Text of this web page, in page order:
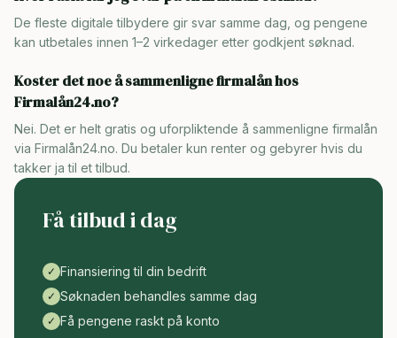
De fleste digitale tilbydere gir svar samme dag, og pengene
kan utbetales innen 1–2 virkedager etter godkjent søknad.
Koster det noe å sammenligne firmalån hos
Firmalån24.no?
Nei. Det er helt gratis og uforpliktende å sammenligne firmalån
via Firmalån24.no. Du betaler kun renter og gebyrer hvis du
takker ja til et tilbud.
Få tilbud i dag
✓ Finansiering til din bedrift
✓ Søknaden behandles samme dag
✓ Få pengene raskt på konto